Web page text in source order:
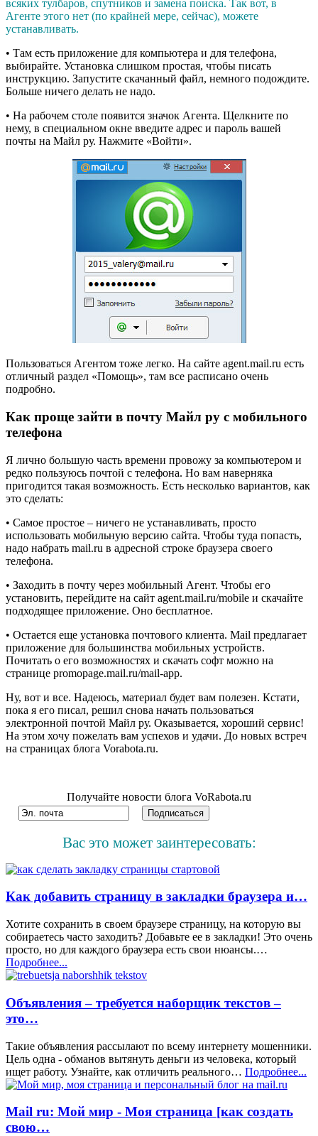
всяких тулбаров, спутников и замена поиска. Так вот, в
Агенте этого нет (по крайней мере, сейчас), можете
устанавливать.
• Там есть приложение для компьютера и для телефона,
выбирайте. Установка слишком простая, чтобы писать
инструкцию. Запустите скачанный файл, немного подождите.
Больше ничего делать не надо.
• На рабочем столе появится значок Агента. Щелкните по
нему, в специальном окне введите адрес и пароль вашей
почты на Майл ру. Нажмите «Войти».
Пользоваться Агентом тоже легко. На сайте agent.mail.ru есть
отличный раздел «Помощь», там все расписано очень
подробно.
Как проще зайти в почту Майл ру с мобильного
телефона
Я лично большую часть времени провожу за компьютером и
редко пользуюсь почтой с телефона. Но вам наверняка
пригодится такая возможность. Есть несколько вариантов, как
это сделать:
• Самое простое – ничего не устанавливать, просто
использовать мобильную версию сайта. Чтобы туда попасть,
надо набрать mail.ru в адресной строке браузера своего
телефона.
• Заходить в почту через мобильный Агент. Чтобы его
установить, перейдите на сайт agent.mail.ru/mobile и скачайте
подходящее приложение. Оно бесплатное.
• Остается еще установка почтового клиента. Mail предлагает
приложение для большинства мобильных устройств.
Почитать о его возможностях и скачать софт можно на
странице promopage.mail.ru/mail-app.
Ну, вот и все. Надеюсь, материал будет вам полезен. Кстати,
пока я его писал, решил снова начать пользоваться
электронной почтой Майл ру. Оказывается, хороший сервис!
На этом хочу пожелать вам успехов и удачи. До новых встреч
на страницах блога Vorabota.ru.
Получайте новости блога VoRabota.ru
Вас это может заинтересовать:
Как добавить страницу в закладки браузера и…
Хотите сохранить в своем браузере страницу, на которую вы
собираетесь часто заходить? Добавьте ее в закладки! Это очень
просто, но для каждого браузера есть свои нюансы.…
Подробнее...
Объявления – требуется наборщик текстов –
это…
Такие объявления рассылают по всему интернету мошенники.
Цель одна - обманов вытянуть деньги из человека, который
ищет работу. Узнайте, как отличить реального… Подробнее...
Mail ru: Мой мир - Моя страница [как создать
свою…